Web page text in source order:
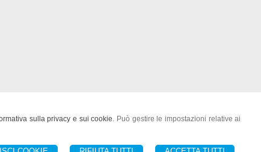
sulla privacy e sui cookie. Può gestire le impostazioni relative ai
(VT)